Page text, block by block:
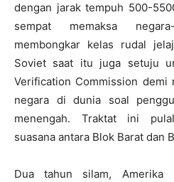
dengan jarak tempuh 500-
sempat memaksa
membongkar kelas rudal
Soviet saat itu juga setuju
Verification Commission demi
negara di dunia soal
menengah. Traktat ini
suasana antara Blok Barat dan
Dua tahun silam, Amerika